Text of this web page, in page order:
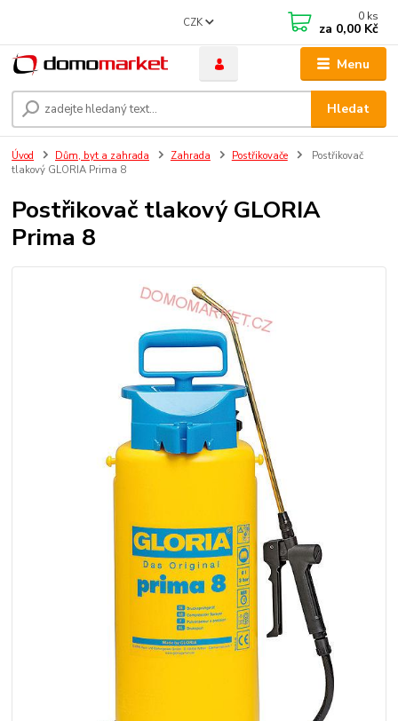
Menu
CZK
Hledat
0 ks
za 0,00 Kč
Úvod Dům, byt a zahrada Zahrada Postřikovače
Postřikovač
tlakový GLORIA Prima 8
Postřikovač tlakový GLORIA
Prima 8